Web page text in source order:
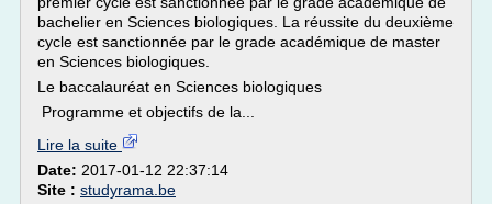
bachelier en Sciences biologiques. La réussite du deuxième
cycle est sanctionnée par le grade académique de master
en Sciences biologiques.
Le baccalauréat en Sciences biologiques
Programme et objectifs de la...
Lire la suite
Date: 2017-01-12 22:37:14
Site : studyrama.be